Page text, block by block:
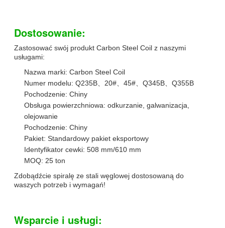
Dostosowanie:
Zastosować swój produkt Carbon Steel Coil z naszymi
usługami:
Nazwa marki: Carbon Steel Coil
Numer modelu: Q235B、20#、45#、Q345B、Q355B
Pochodzenie: Chiny
Obsługa powierzchniowa: odkurzanie, galwanizacja,
olejowanie
Pochodzenie: Chiny
Pakiet: Standardowy pakiet eksportowy
Identyfikator cewki: 508 mm/610 mm
MOQ: 25 ton
Zdobądźcie spiralę ze stali węglowej dostosowaną do
waszych potrzeb i wymagań!
Wsparcie i usługi: